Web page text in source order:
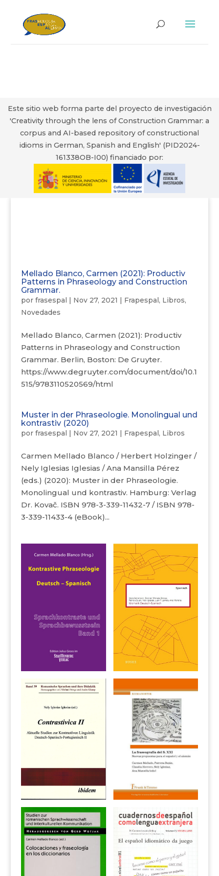
Este sitio web forma parte del proyecto de investigación
'Creativity through the lens of Construction Grammar: a
corpus and AI-based repository of constructional
idioms in German, Spanish and English' (PID2024-
161338OB-I00) financiado por:
Mellado Blanco, Carmen (2021): Productiv
Patterns in Phraseology and Construction
Grammar.
por frasespal | Nov 27, 2021 | Frapespal, Libros,
Novedades
Mellado Blanco, Carmen (2021): Productiv
Patterns in Phraseology and Construction
Grammar. Berlin, Boston: De Gruyter.
https://www.degruyter.com/document/doi/10.1
515/9783110520569/html
Muster in der Phraseologie. Monolingual und
kontrastiv (2020)
por frasespal | Nov 27, 2021 | Frapespal, Libros
Carmen Mellado Blanco / Herbert Holzinger /
Nely Iglesias Iglesias / Ana Mansilla Pérez
(eds.) (2020): Muster in der Phraseologie.
Monolingual und kontrastiv. Hamburg: Verlag
Dr. Kovač. ISBN 978-3-339-11432-7 / ISBN 978-
3-339-11433-4 (eBook)...